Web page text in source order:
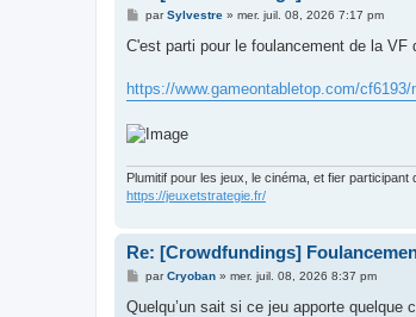
M
s
g
e
parSylvestre» mer. juil. 08, 2026 7:17 pm
C'est parti pour le foulancement de la
https://www.gameontabletop.com/
Plumitif pour les jeux, le cinéma, et fier
https://jeuxetstrategie.fr/
Re: [Crowdfundings]
M
s
parCryoban» mer. juil. 08, 2026 8:37 pm
Quelqu’un sait si ce jeu apporte